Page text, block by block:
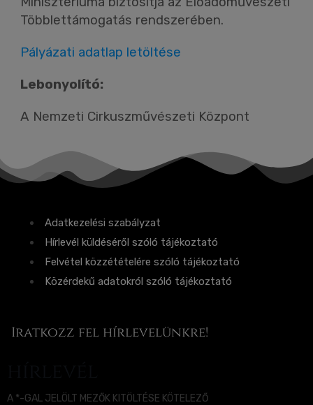
Többlettámogatás rendszerében.
Pályázati adatlap letöltése
Lebonyolító:
A Nemzeti Cirkuszművészeti Központ
Adatkezelési szabályzat
Hírlevél küldéséről szóló tájékoztató
Felvétel közzétételére szóló tájékoztató
Közérdekű adatokról szóló tájékoztató
Iratkozz fel hírlevelünkre!
A *-GAL JELÖLT MEZŐK KITÖLTÉSE KÖTELEZŐ